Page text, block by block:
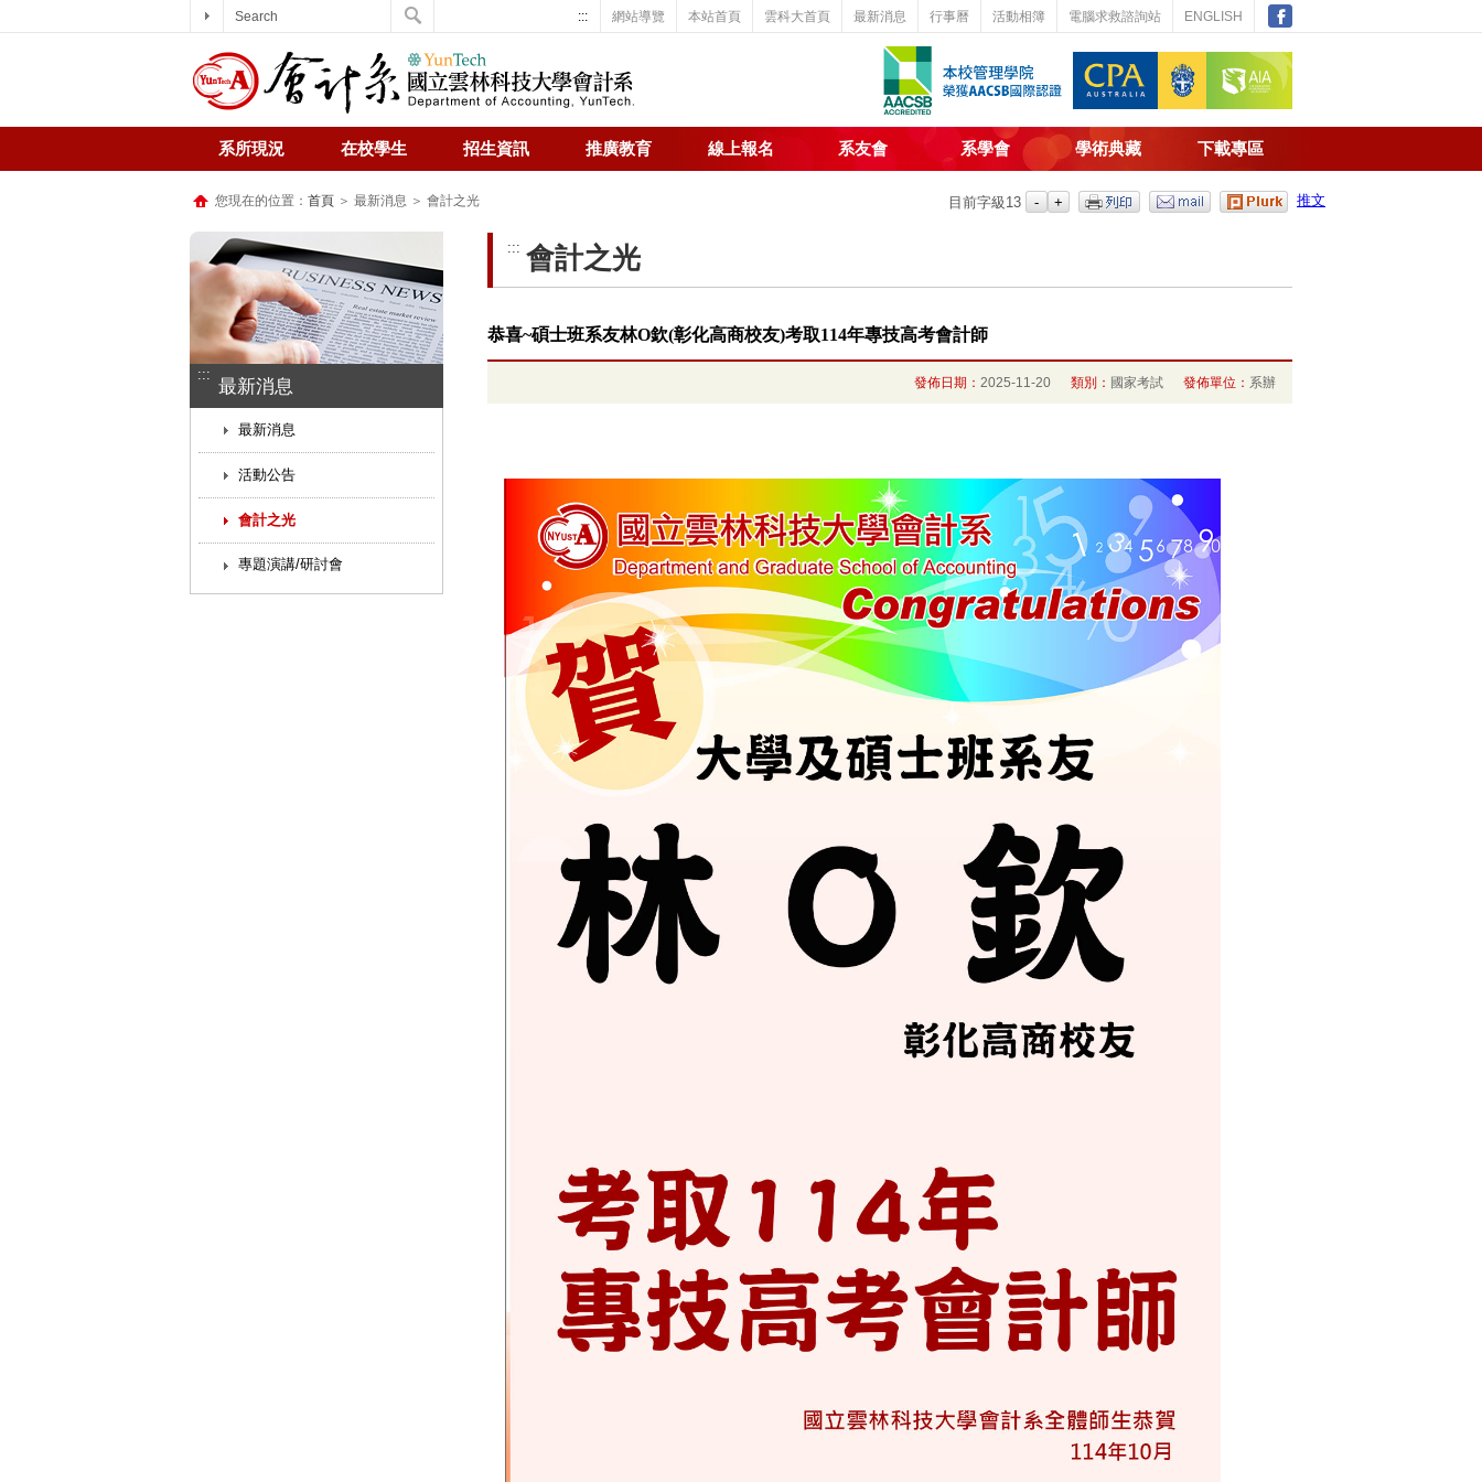
ENGLISH
電腦求救諮詢站
活動相簿
行事曆
最新消息
雲科大首頁
本站首頁
網站導覽
:::
系所現況 在校學生 招生資訊 推廣教育 線上報名 系友會 系學會 學術典藏 下載專區
您現在的位置： 首頁 ＞ 最新消息 ＞ 會計之光 推文
目前字級 13
:::
最新消息
最新消息
活動公告
會計之光
專題演講/研討會
::: 會計之光
恭喜~碩士班系友林O欽(彰化高商校友)考取114年專技高考會計師
發佈日期：2025-11-20類別： 國家考試發佈單位： 系辦
Search